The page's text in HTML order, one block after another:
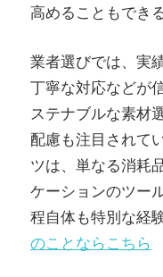
高めることもできる
業者選びでは、実
丁寧な対応などが
ステナブルな素材
配慮も注目されて
ツは、単なる消耗
ケーションのツー
程自体も特別な経
のことならこちら